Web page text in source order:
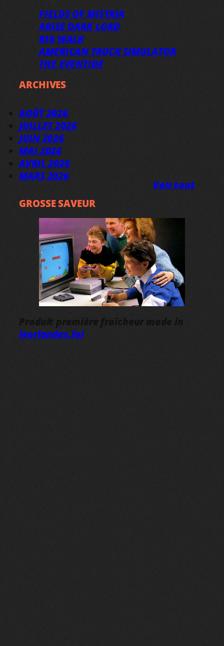
FIELDS OF MISTRIA
ARISE DARK LORD
BIG WALK
AMERICAN TRUCK SIMULATOR
THE EVENTIDE
ARCHIVES
AOÛT 2026
JUILLET 2026
JUIN 2026
MAI 2026
AVRIL 2026
MARS 2026
Voir tout
GROSSE SAVEUR
Produit première fraîcheur made in
leorlandos.lol